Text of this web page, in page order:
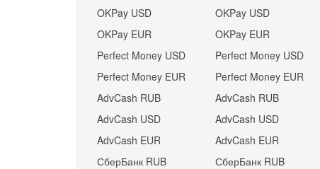
OKPay USD
OKPay EUR
Perfect Money USD
Perfect Money EUR
AdvCash RUB
AdvCash USD
AdvCash EUR
СберБанк RUB
OKPay USD
OKPay EUR
Perfect Money USD
Perfect Money EUR
AdvCash RUB
AdvCash USD
AdvCash EUR
СберБанк RUB